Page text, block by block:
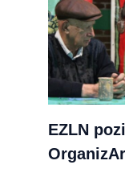
EZLN